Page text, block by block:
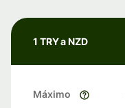
1 TRY a NZD
Máximo